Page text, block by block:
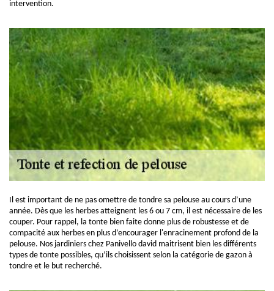
intervention.
Il est important de ne pas omettre de tondre sa pelouse au cours d’une
année. Dès que les herbes atteignent les 6 ou 7 cm, il est nécessaire de les
couper. Pour rappel, la tonte bien faite donne plus de robustesse et de
compacité aux herbes en plus d’encourager l'enracinement profond de la
pelouse. Nos jardiniers chez Panivello david maitrisent bien les différents
types de tonte possibles, qu’ils choisissent selon la catégorie de gazon à
tondre et le but recherché.